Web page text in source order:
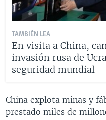
TAMBIÉN LEA
En visita a China,
invasión rusa de
seguridad mundial
China explota minas y
prestado miles de